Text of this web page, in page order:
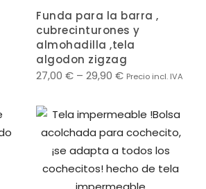
Funda para la barra ,
cubrecinturones y
almohadilla ,tela
algodon zigzag
27,00€ –29,90€ Precio incl. IVA